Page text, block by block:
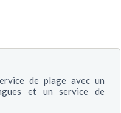
de plage avec un
et un service de